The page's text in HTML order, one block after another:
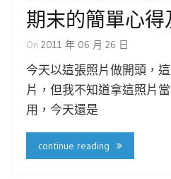
期末的簡單心
On 2011 年 06 月 26 日
今天以這張照片做開頭，
片，但我不知道拿這照片
用，今天還是
continue reading